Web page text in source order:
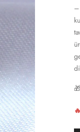
–
🎁
🔥